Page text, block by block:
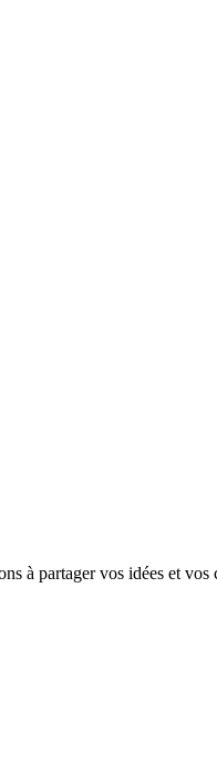
à partager vos idées et